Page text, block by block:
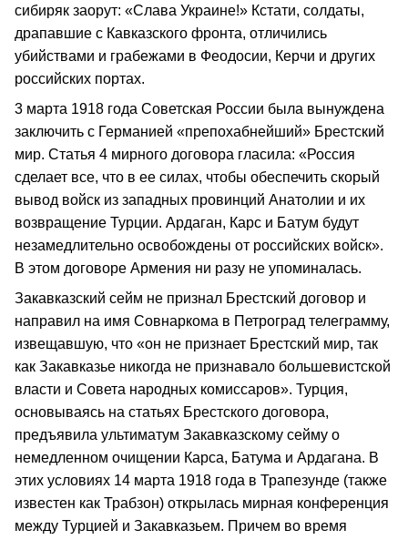
сибиряк заорут: «Слава Украине!» Кстати, солдаты,
драпавшие с Кавказского фронта, отличились
убийствами и грабежами в Феодосии, Керчи и других
российских портах.
3 марта 1918 года Советская России была вынуждена
заключить с Германией «препохабнейший» Брестский
мир. Статья 4 мирного договора гласила: «Россия
сделает все, что в ее силах, чтобы обеспечить скорый
вывод войск из западных провинций Анатолии и их
возвращение Турции. Ардаган, Карс и Батум будут
незамедлительно освобождены от российских войск».
В этом договоре Армения ни разу не упоминалась.
Закавказский сейм не признал Брестский договор и
направил на имя Совнаркома в Петроград телеграмму,
извещавшую, что «он не признает Брестский мир, так
как Закавказье никогда не признавало большевистской
власти и Совета народных комиссаров». Турция,
основываясь на статьях Брестского договора,
предъявила ультиматум Закавказскому сейму о
немедленном очищении Карса, Батума и Ардагана. В
этих условиях 14 марта 1918 года в Трапезунде (также
известен как Трабзон) открылась мирная конференция
между Турцией и Закавказьем. Причем во время